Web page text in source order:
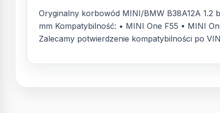
Oryginalny korbowód MINI/BMW B38A12A 1.2
mm Kompatybilność: • MINI One F55 • MINI
Zalecamy potwierdzenie kompatybilności po